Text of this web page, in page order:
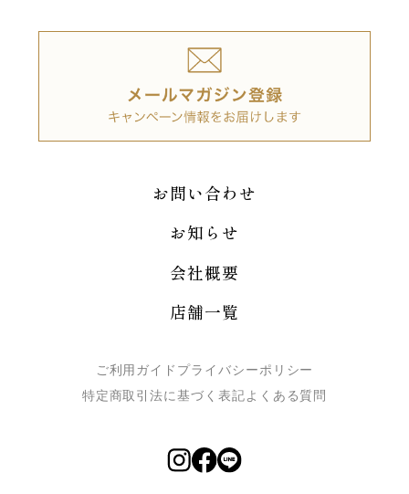
お問い合わせ
お知らせ
会社概要
店舗一覧
ご利用ガイド プライバシーポリシー
特定商取引法に基づく表記よくある質問